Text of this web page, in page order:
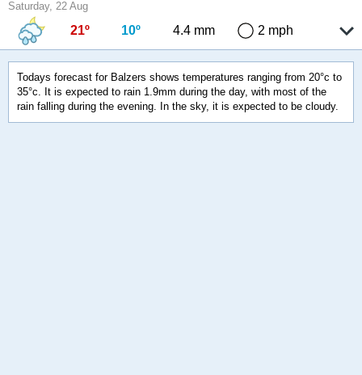
Saturday, 22 Aug
21º 10º 4.4 mm 2 mph
Todays forecast for Balzers shows temperatures ranging from 20°c to
35°c. It is expected to rain 1.9mm during the day, with most of the
rain falling during the evening. In the sky, it is expected to be cloudy.